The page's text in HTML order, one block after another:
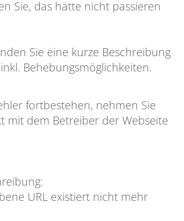
Sie, das hätte nicht passieren
Sie eine kurze Beschreibung
Behebungsmöglichkeiten.
fortbestehen, nehmen Sie
mit dem Betreiber der Webseite
:
URL existiert nicht mehr